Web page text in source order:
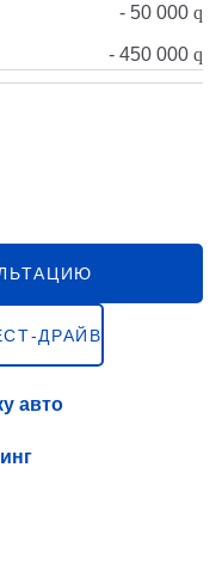
- 50 000 q
- 450 000 q
ДРАЙВ
авто